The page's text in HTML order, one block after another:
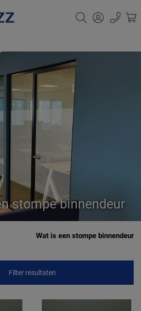
stompe binnendeur
Wat is een stompe binnendeur
Filter resultaten